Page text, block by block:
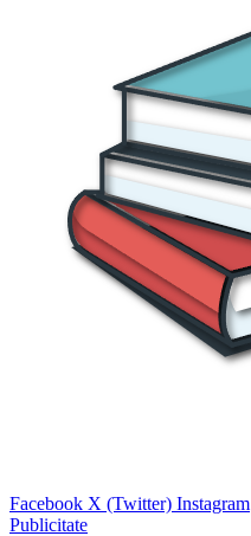
Facebook X (Twitter) Instagram
Publicitate